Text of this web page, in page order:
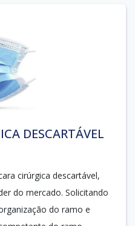
DESCARTÁVEL
cirúrgica descartável,
do mercado. Solicitando
do ramo e